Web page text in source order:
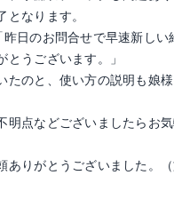
となります。
昨日のお問合せで早速新しい
とうございます。」
たのと、使い方の説明も娘
明点などございましたらお
ありがとうございました。